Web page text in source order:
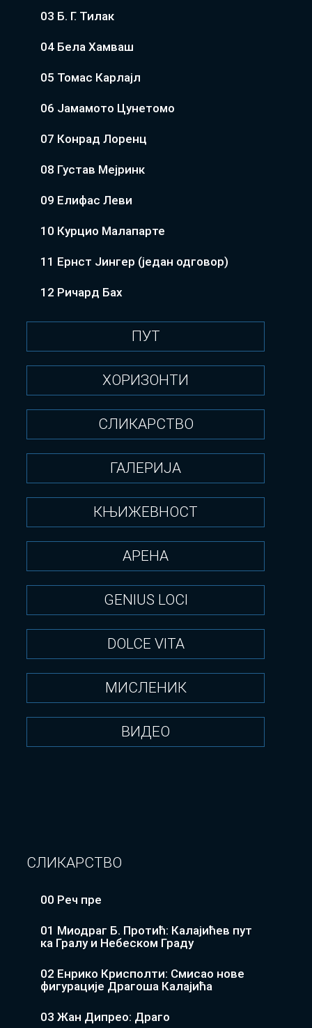
03 Б. Г. Тилак
04 Бела Хамваш
05 Томас Карлајл
06 Јамамото Цунетомо
07 Конрад Лоренц
08 Густав Мејринк
09 Елифас Леви
10 Курцио Малапарте
11 Ернст Јингер (један одговор)
12 Ричард Бах
ПУТ
ХОРИЗОНТИ
СЛИКАРСТВО
ГАЛЕРИЈА
КЊИЖЕВНОСТ
АРЕНА
GENIUS LOCI
DOLCE VITA
МИСЛЕНИК
ВИДЕО
СЛИКАРСТВО
00 Реч пре
01 Миодраг Б. Протић: Калајићев пут
ка Гралу и Небеском Граду
02 Енрико Крисполти: Смисао нове
фигурације Драгоша Калајића
03 Жан Дипрео: Драго